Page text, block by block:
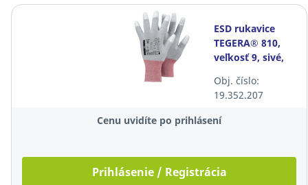
ESD rukavice
TEGERA® 810,
veľkosť 9, sivé,
Obj. číslo:
19.352.207
Cenu uvidíte po prihlásení
Prihlásenie / Registrácia